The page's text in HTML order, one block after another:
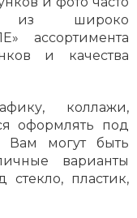
из широко
ассортимента
и качества
коллажи,
оформлять под
Вам могут быть
варианты
пластик,